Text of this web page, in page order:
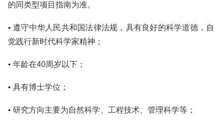
的同类型项目指南为准。
• 遵守中华人民共和国法律法规，具有良好的科学道德，自
觉践行新时代科学家精神；
• 年龄在40周岁以下；
• 具有博士学位；
• 研究方向主要为自然科学、工程技术、管理科学等；